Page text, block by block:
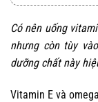
Có nên uống
nhưng còn tùy
dưỡng chất này
Vitamin E và